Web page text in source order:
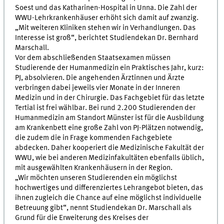
Soest und das Katharinen-Hospital in Unna. Die Zahl der
WWU-Lehrkrankenhäuser erhöht sich damit auf zwanzig.
„Mit weiteren Kliniken stehen wir in Verhandlungen. Das
Interesse ist groß“, berichtet Studiendekan Dr. Bernhard
Marschall.
Vor dem abschließenden Staatsexamen müssen
Studierende der Humanmedizin ein Praktisches Jahr, kurz:
PJ, absolvieren. Die angehenden Ärztinnen und Ärzte
verbringen dabei jeweils vier Monate in der Inneren
Medizin und in der Chirurgie. Das Fachgebiet für das letzte
Tertial ist frei wählbar. Bei rund 2.200 Studierenden der
Humanmedizin am Standort Münster ist für die Ausbildung
am Krankenbett eine große Zahl von PJ-Plätzen notwendig,
die zudem die in Frage kommenden Fachgebiete
abdecken. Daher kooperiert die Medizinische Fakultät der
WWU, wie bei anderen Medizinfakultäten ebenfalls üblich,
mit ausgewählten Krankenhäusern in der Region.
„Wir möchten unseren Studierenden ein möglichst
hochwertiges und differenziertes Lehrangebot bieten, das
ihnen zugleich die Chance auf eine möglichst individuelle
Betreuung gibt“, nennt Studiendekan Dr. Marschall als
Grund für die Erweiterung des Kreises der